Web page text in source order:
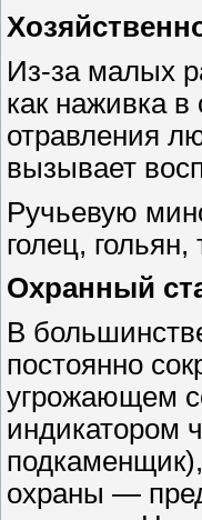
Из-за малых
как наживка
отравления
вызывает
Ручьевую
голец,
Охранный
В
постоянно
угрожающем
индикатором
охраны —